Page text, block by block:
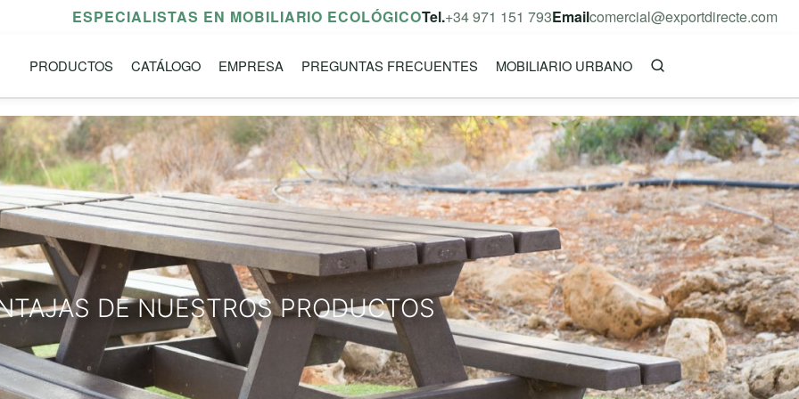
ESPECIALISTAS EN MOBILIARIO ECOLÓGICOTel.+34 971 151 793Emailcomercial@exportdirecte.com
PRODUCTOS CATÁLOGO EMPRESA PREGUNTAS FRECUENTES MOBILIARIO URBANO
DE NUESTROS PRODUCTOS